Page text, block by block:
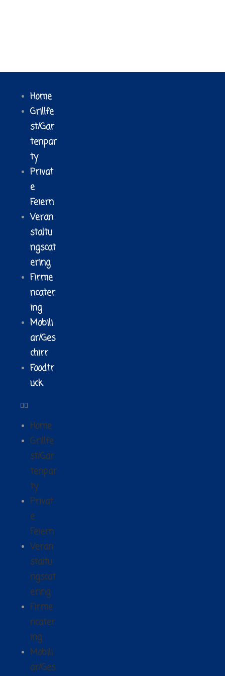
Home
Grillfe
st/Gar
tenpar
ty
Privat
e
Feiern
Veran
staltu
ngscat
ering
Firme
ncater
ing
Mobili
ar/Ges
chirr
Foodtr
uck
Home
Grillfe
st/Gar
tenpar
ty
Privat
e
Feiern
Veran
staltu
ngscat
ering
Firme
ncater
ing
Mobili
ar/Ges